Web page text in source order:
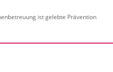
ist ge­leb­te Prä­ven­ti­on